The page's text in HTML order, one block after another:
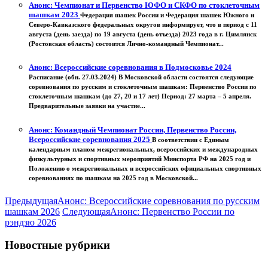
Анонс: Чемпионат и Первенство ЮФО и СКФО по стоклеточным
шашкам 2023 Федерация шашек России и Федерация шашек Южного и
Северо-Кавказского федеральных округов информирует, что в период с 11
августа (день заезда) по 19 августа (день отъезда) 2023 года в г. Цимлянск
(Ростовская область) состоится Лично-командный Чемпионат...
Анонс: Всероссийские соревнования в Подмосковье 2024
Расписание (обн. 27.03.2024) В Московской области состоятся следующие
соревнования по русским и стоклеточным шашкам: Первенство России по
стоклеточным шашкам (до 27, 20 и 17 лет) Период: 27 марта – 5 апреля.
Предварительные заявки на участие...
Анонс: Командный Чемпионат России, Первенство России,
Всероссийские соревнования 2025 В соответствии с Единым
календарным планом межрегиональных, всероссийских и международных
физкультурных и спортивных мероприятий Минспорта РФ на 2025 год и
Положению о межрегиональных и всероссийских официальных спортивных
соревнованиях по шашкам на 2025 год в Московской...
ПредыдущаяАнонс: Всероссийские соревнования по русским
шашкам 2026 СледующаяАнонс: Первенство России по
рэндзю 2026
Новостные рубрики